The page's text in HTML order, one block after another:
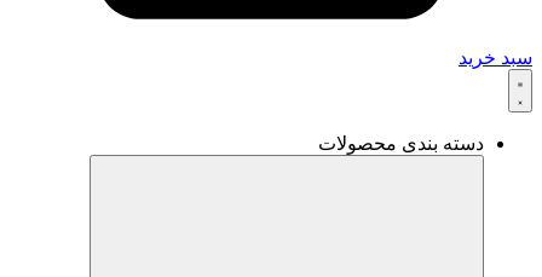
سبد خرید
دسته بندی محصولات